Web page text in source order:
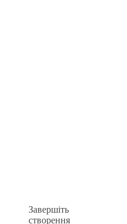
Завершіть
створення